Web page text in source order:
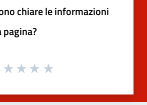
chiare le informazioni
pagina?